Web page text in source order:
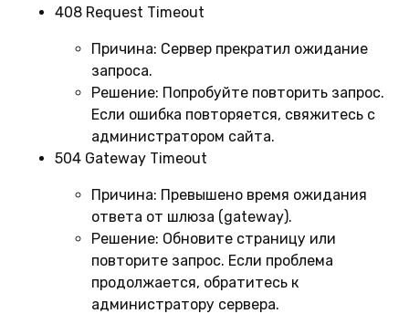
408 Request Timeout
Причина: Сервер прекратил ожидание
запроса.
Решение: Попробуйте повторить запрос.
Если ошибка повторяется, свяжитесь с
администратором сайта.
504 Gateway Timeout
Причина: Превышено время ожидания
ответа от шлюза (gateway).
Решение: Обновите страницу или
повторите запрос. Если проблема
продолжается, обратитесь к
администратору сервера.